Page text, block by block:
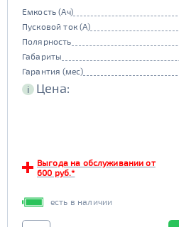
Емкость (Ач)
Пусковой ток (А)
Полярность
Габариты
Гарантия (мес)
i Цена:
Выгода на обслуживании от
600 руб.*
есть в наличии